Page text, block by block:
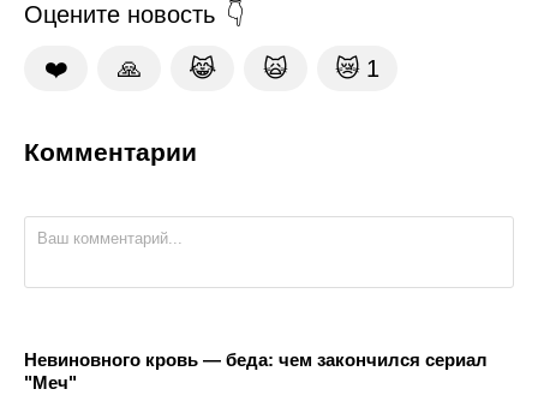
Оцените новость
❤️ 🙏 😹 🙀 😿 1
Комментарии
Невиновного кровь — беда: чем закончился сериал
"Меч"